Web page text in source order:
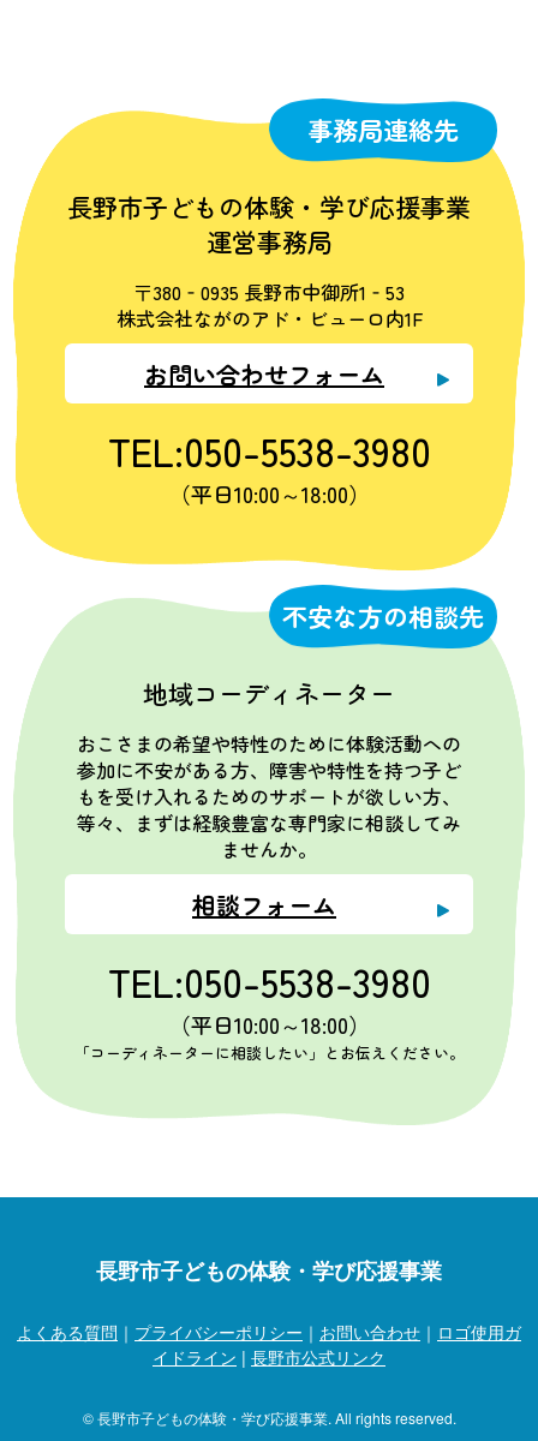
事務局連絡先
長野市子どもの体験・学び応援事業
運営事務局
〒380‐0935 長野市中御所1‐53
株式会社ながのアド・ビューロ内1F
お問い合わせフォーム
TEL:050-5538-3980
（平日10:00～18:00）
不安な方の相談先
地域コーディネーター
おこさまの希望や特性のために体験活動への
参加に不安がある方、障害や特性を持つ子ど
もを受け入れるためのサポートが欲しい方、
等々、まずは経験豊富な専門家に相談してみ
ませんか。
相談フォーム
TEL:050-5538-3980
（平日10:00～18:00）
「コーディネーターに相談したい」とお伝えください。
長野市子どもの体験・学び応援事業
よくある質問 ｜ プライバシーポリシー ｜ お問い合わせ ｜ ロゴ使用ガ
イドライン | 長野市公式リンク
© 長野市子どもの体験・学び応援事業. All rights reserved.